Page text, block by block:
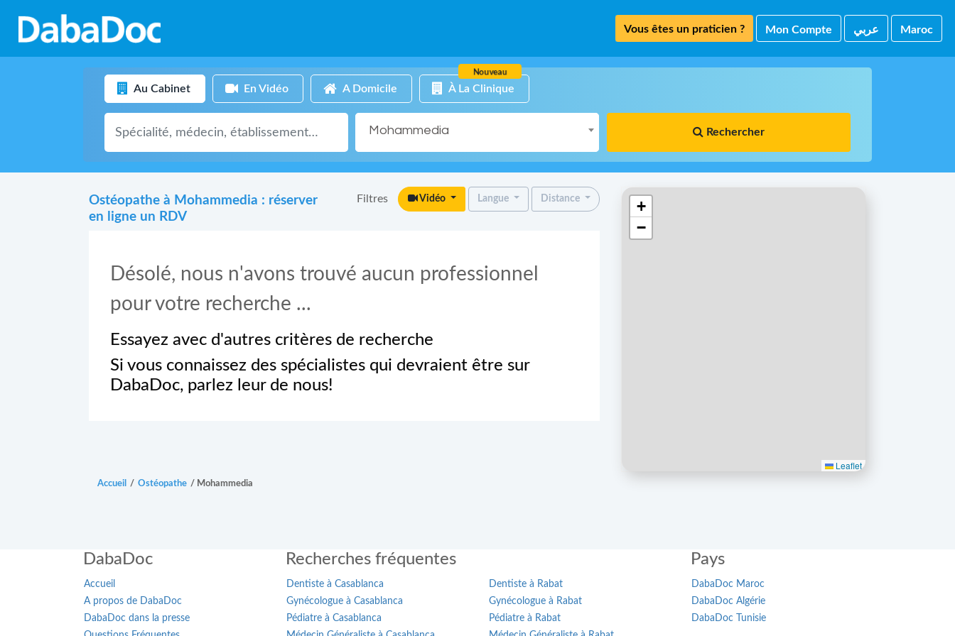
Vous êtes un praticien ? Mon Compte ﻋﺮﺑﻲ Maroc
Au Cabinet En Vidéo A Domicile À La Clinique
Nouveau
Mohammedia Rechercher
Ostéopathe à Mohammedia : réserver
en ligne un RDV
Filtres Vidéo Langue Distance
Désolé, nous n'avons trouvé aucun professionnel
pour votre recherche ...
Essayez avec d'autres critères de recherche
Si vous connaissez des spécialistes qui devraient être sur
DabaDoc, parlez leur de nous!
+
−
Leaflet
Accueil / Ostéopathe / Mohammedia
DabaDoc
Accueil
A propos de DabaDoc
DabaDoc dans la presse
Recherches fréquentes
Dentiste à Casablanca
Gynécologue à Casablanca
Pédiatre à Casablanca
Dentiste à Rabat
Gynécologue à Rabat
Pédiatre à Rabat
Pays
DabaDoc Maroc
DabaDoc Algérie
DabaDoc Tunisie